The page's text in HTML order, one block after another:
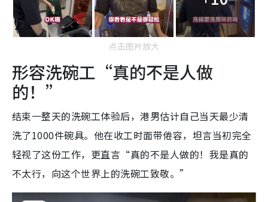
点击图片放大
形容洗碗工“真的不是人做
的！”
结束一整天的洗碗工体验后，港男估计自己当天最少清
洗了1000件碗具。他在收工时面带倦容，坦言当初完全
轻视了这份工作，更直言“真的不是人做的！我是真的
不太行，向这个世界上的洗碗工致敬。”